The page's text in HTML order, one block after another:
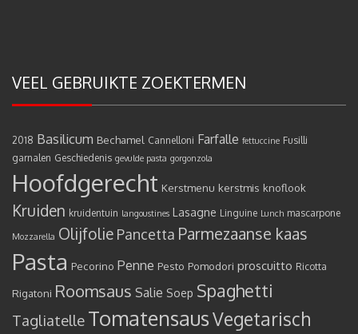
VEEL GEBRUIKTE ZOEKTERMEN
2018 Basilicum Bechamel Cannelloni Farfalle fettuccine Fusilli
garnalen Geschiedenis gevulde pasta gorgonzola
Hoofdgerecht Kerstmenu kerstmis knoflook
Kruiden kruidentuin langoustines Lasagne Linguine Lunch mascarpone
Mozzarella Olijfolie Pancetta Parmezaanse kaas
Pasta Pecorino Penne Pesto Pomodori proscuitto Ricotta
Rigatoni Roomsaus Salie Soep Spaghetti
Tagliatelle TomatensausVegetarisch